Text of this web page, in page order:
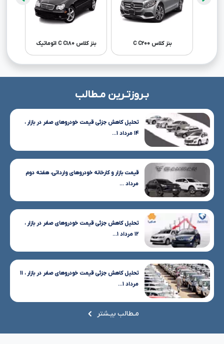
بنز کلاس C C۲۰۰ بنز کلاس C C۱۸۰ اتوماتیک
بـروزتـرین مـطالب
تحلیل کاهش جزئی قیمت خودروهای صفر در بازار ،
۱۴ مرداد ۱...
قیمت بازار و کارخانه خودروهای وارداتی، هفته دوم
مرداد ...
تحلیل کاهش جزئی قیمت خودروهای صفر در بازار ،
۱۲ مرداد ۱...
تحلیل کاهش جزئی قیمت خودروهای صفر در بازار ، ۱۱
مرداد ۱...
مـطالب بیـشتر